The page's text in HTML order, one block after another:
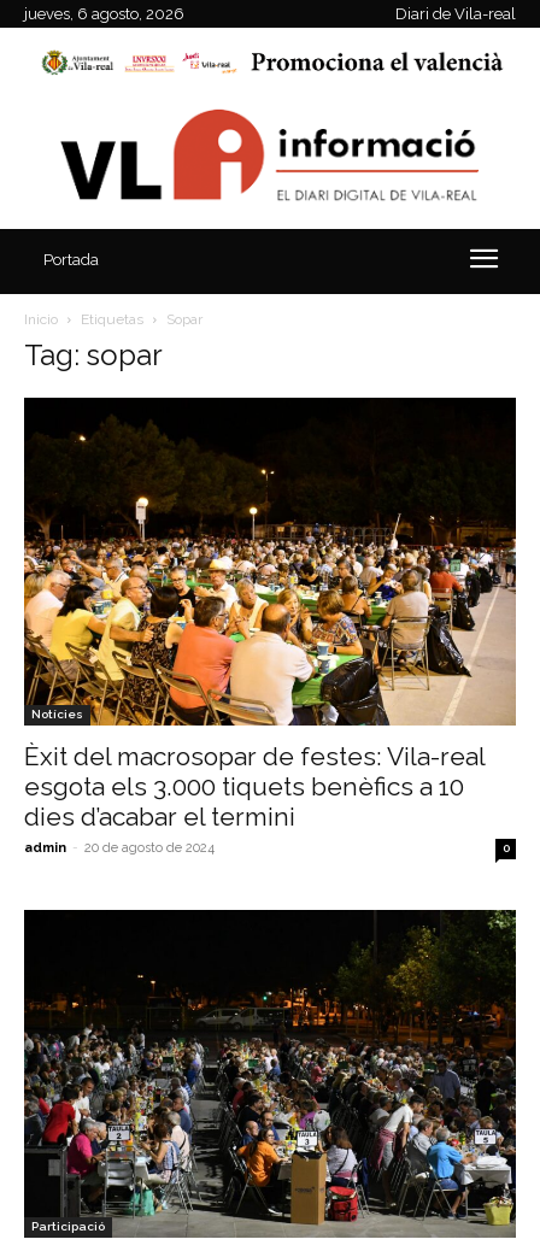
jueves, 6 agosto, 2026 Diari de Vila-real
Portada
Inicio Etiquetas Sopar
Tag: sopar
Notícies
Èxit del macrosopar de festes: Vila-real
esgota els 3.000 tiquets benèfics a 10
dies d’acabar el termini
admin - 20 de agosto de 2024 0
Participació